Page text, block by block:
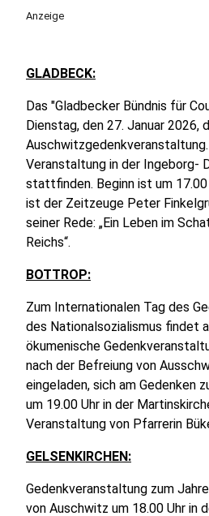
Anzeige
GLADBECK:
Das "Gladbecker Bündnis für
Dienstag, den 27. Januar 2026,
Veranstaltung in der Ingeborg-
stattfinden. Beginn ist um 17.00
ist der Zeitzeuge Peter
seiner Rede: „Ein Leben im
Reichs“.
BOTTROP:
Zum Internationalen Tag des
des Nationalsozialismus findet
ökumenische
nach der Befreiung von
eingeladen, sich am Gedenken
um 19.00 Uhr in der
Veranstaltung von Pfarrerin
GELSENKIRCHEN:
Gedenkveranstaltung zum
von Auschwitz um 18.00 Uhr in